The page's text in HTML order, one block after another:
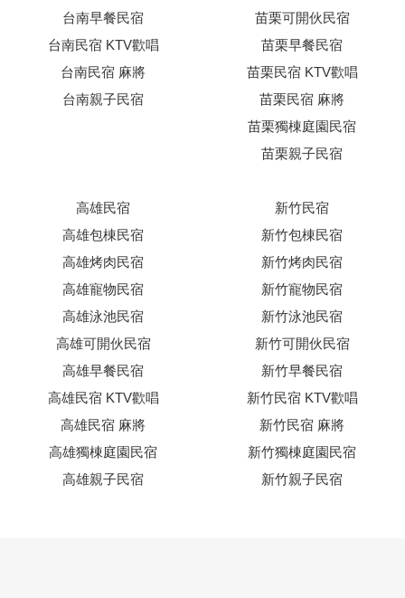
台南早餐民宿
台南民宿 KTV歡唱
台南民宿 麻將
台南親子民宿
苗栗可開伙民宿
苗栗早餐民宿
苗栗民宿 KTV歡唱
苗栗民宿 麻將
苗栗獨棟庭園民宿
苗栗親子民宿
高雄民宿
高雄包棟民宿
高雄烤肉民宿
高雄寵物民宿
高雄泳池民宿
高雄可開伙民宿
高雄早餐民宿
高雄民宿 KTV歡唱
高雄民宿 麻將
高雄獨棟庭園民宿
高雄親子民宿
新竹民宿
新竹包棟民宿
新竹烤肉民宿
新竹寵物民宿
新竹泳池民宿
新竹可開伙民宿
新竹早餐民宿
新竹民宿 KTV歡唱
新竹民宿 麻將
新竹獨棟庭園民宿
新竹親子民宿